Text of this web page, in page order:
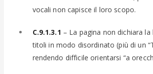
vocali non capisce il loro scopo.
C.9.1.3.1 – La pagina non dichiara
titoli in modo disordinato (più di un
rendendo difficile orientarsi “a